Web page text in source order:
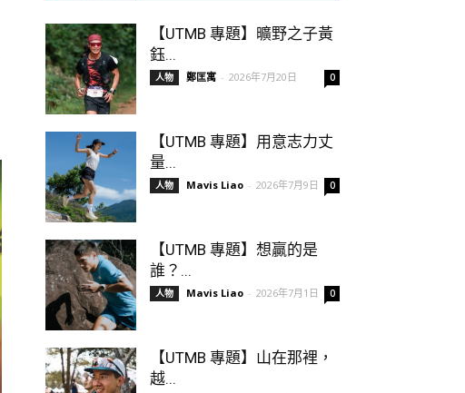
【UTMB 專題】曠野之子黃
鈺...
人物 鄭匡寓 - 2026年7月20日 0
【UTMB 專題】用意志力丈
量...
人物 Mavis Liao - 2026年7月9日 0
【UTMB 專題】想贏的是
誰？...
人物 Mavis Liao - 2026年7月1日 0
【UTMB 專題】山在那裡，
越...